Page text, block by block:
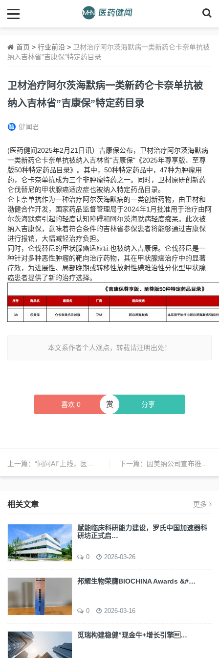
首页 > 行业前沿 > 卫材治疗阿尔茨海默病一类新药仑卡奈单抗被
纳入吉林省”吉康保”特定药目录
卫材治疗阿尔茨海默病一类新药仑卡奈单抗被
纳入吉林省”吉康保”特定药目录
健闻君
(医药健闻2025年2月21日讯）吉康保公布，卫材治疗阿尔茨海默病
一类新药仑卡奈单抗被纳入吉林省"吉康保"《2025年尊享版、至尊
版50种特定药品目录》。其中，50种特定药品中，47种为肿瘤用
药，仑卡奈单抗成为三个非肿瘤特药之一。同时，卫材原研创新药
仑伐替尼的甲状腺癌适应症也被纳入特定药品目录。
仑卡奈单抗作为一种治疗阿尔茨海默病的一类创新药物，由卫材和
渤健合作开发，国家药品监督管理局于2024年1月批准用于治疗由阿
尔茨海默病引起的轻度认知障碍和阿尔茨海默病轻度痴呆。此次被
纳入吉康保，意味着符合条件的吉林省参保患者将能够通过吉康保
进行报销，大幅减轻治疗负担。
同时，仑伐替尼的甲状腺癌适应症也被纳入吉康保。仑伐替尼是一
种针对多种恶性肿瘤的靶向治疗药物，其在甲状腺癌治疗中的显著
疗效，为进展性、局部晚期或转移性放射性碘难治性分化型甲状腺
癌患者提供了新的治疗选择。
本文系作者个人观点，转载请注明出处！
喜欢 0 分享
赏
上一篇： “问问AI”上线，医药AI领域迎来破冰者 下一篇： 因美纳公司宣布推出一项全新的空间组学技术项目
相关文章 更多
赋能临床科研能力建设，罗氏中国加速器科
研坊正式启…
0 2026-03-26
邦耀生物荣膺BIOCHINA Awards &#…
0 2026-03-16
觅瑞构建稳健”现金牛+增长引擎…